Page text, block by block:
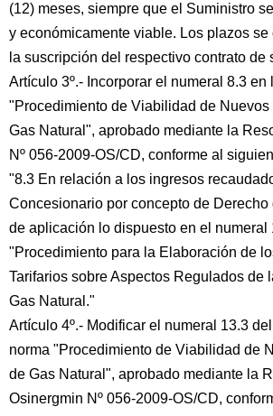
(12) meses, siempre que el Suministro
y económicamente viable. Los plazos
la suscripción del respectivo contrato de
Artículo 3º.- Incorporar el numeral 8.3 en
"Procedimiento de Viabilidad de
Gas Natural", aprobado mediante la
Nº 056-2009-OS/CD, conforme al
"8.3 En relación a los ingresos
Concesionario por concepto de Derecho
de aplicación lo dispuesto en el numeral
"Procedimiento para la Elaboración de
Tarifarios sobre Aspectos Regulados de
Gas Natural."
Artículo 4º.- Modificar el numeral 13.3
norma "Procedimiento de Viabilidad de
de Gas Natural", aprobado mediante la
Osinergmin Nº 056-2009-OS/CD,